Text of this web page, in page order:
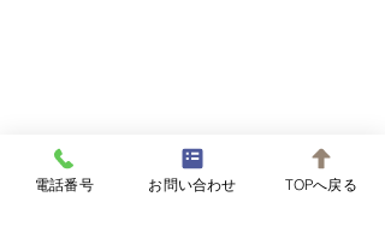
電話番号 お問い合わせ TOPへ戻る